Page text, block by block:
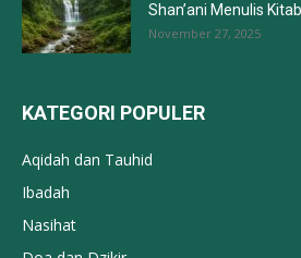
Shan’ani Menulis
November 27, 2025
KATEGORI POPULER
Aqidah dan Tauhid
Ibadah
Nasihat